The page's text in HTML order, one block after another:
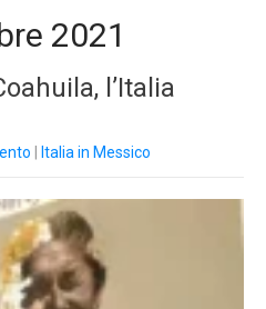
2021
l’Italia
Italia in Messico